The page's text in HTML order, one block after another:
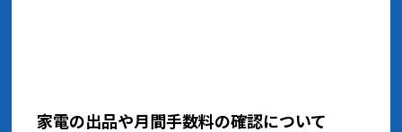
家電の出品や月間手数料の確認について